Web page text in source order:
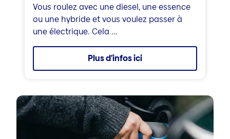
Vous roulez avec une diesel, une essence
ou une hybride et vous voulez passer à
une électrique. Cela ...
Plus d'infos ici